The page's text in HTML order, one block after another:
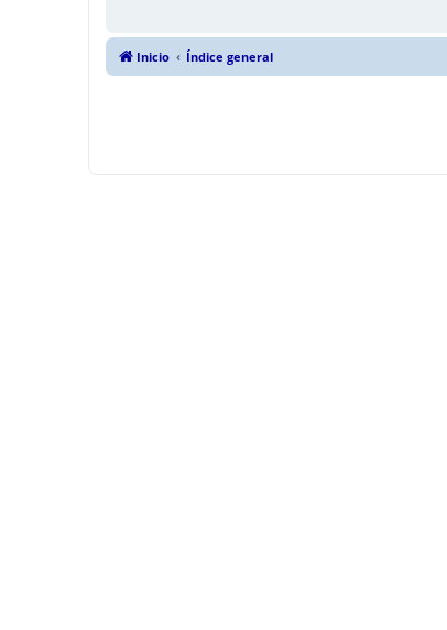
Inicio Índice general